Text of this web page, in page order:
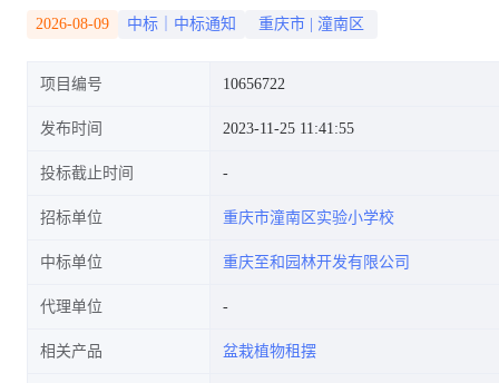
2026-08-09 中标｜中标通知 重庆市 潼南区
项目编号 10656722
发布时间 2023-11-25 11:41:55
投标截止时间
招标单位 重庆市潼南区实验小学校
中标单位 重庆至和园林开发有限公司
代理单位
相关产品 盆栽植物租摆